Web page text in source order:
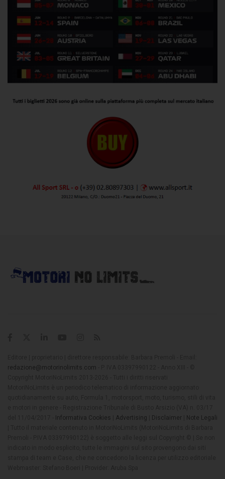
redazione@motorinolimits.com
Informativa Cookies Advertising Disclaimer
Note Legali